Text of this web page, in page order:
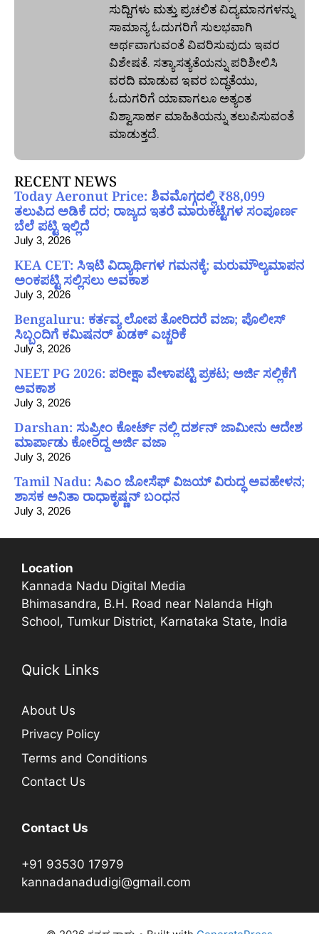
ಸುದ್ದಿಗಳು ಮತ್ತು ಪ್ರಚಲಿತ ವಿದ್ಯಮಾನಗಳನ್ನು
ಸಾಮಾನ್ಯ ಓದುಗರಿಗೆ ಸುಲಭವಾಗಿ
ಅರ್ಥವಾಗುವಂತೆ ವಿವರಿಸುವುದು ಇವರ
ವಿಶೇಷತೆ. ಸತ್ಯಾಸತ್ಯತೆಯನ್ನು ಪರಿಶೀಲಿಸಿ
ವರದಿ ಮಾಡುವ ಇವರ ಬದ್ಧತೆಯು,
ಓದುಗರಿಗೆ ಯಾವಾಗಲೂ ಅತ್ಯಂತ
ವಿಶ್ವಾಸಾರ್ಹ ಮಾಹಿತಿಯನ್ನು ತಲುಪಿಸುವಂತೆ
ಮಾಡುತ್ತದೆ.
RECENT NEWS
Today Aeronut Price: ಶಿವಮೊಗ್ಗದಲ್ಲಿ ₹88,099
ತಲುಪಿದ ಅಡಿಕೆ ದರ; ರಾಜ್ಯದ ಇತರೆ ಮಾರುಕಟ್ಟೆಗಳ ಸಂಪೂರ್ಣ
ಬೆಲೆ ಪಟ್ಟಿ ಇಲ್ಲಿದೆ
July 3, 2026
KEA CET: ಸಿಇಟಿ ವಿದ್ಯಾರ್ಥಿಗಳ ಗಮನಕ್ಕೆ; ಮರುಮೌಲ್ಯಮಾಪನ
ಅಂಕಪಟ್ಟಿ ಸಲ್ಲಿಸಲು ಅವಕಾಶ
July 3, 2026
Bengaluru: ಕರ್ತವ್ಯ ಲೋಪ ತೋರಿದರೆ ವಜಾ; ಪೊಲೀಸ್
ಸಿಬ್ಬಂದಿಗೆ ಕಮಿಷನರ್ ಖಡಕ್ ಎಚ್ಚರಿಕೆ
July 3, 2026
NEET PG 2026: ಪರೀಕ್ಷಾ ವೇಳಾಪಟ್ಟಿ ಪ್ರಕಟ; ಅರ್ಜಿ ಸಲ್ಲಿಕೆಗೆ
ಅವಕಾಶ
July 3, 2026
Darshan: ಸುಪ್ರೀಂ ಕೋರ್ಟ್ ನಲ್ಲಿ ದರ್ಶನ್ ಜಾಮೀನು ಆದೇಶ
ಮಾರ್ಪಾಡು ಕೋರಿದ್ದ ಅರ್ಜಿ ವಜಾ
July 3, 2026
Tamil Nadu: ಸಿಎಂ ಜೋಸೆಫ್ ವಿಜಯ್ ವಿರುದ್ಧ ಅವಹೇಳನ;
ಶಾಸಕ ಅನಿತಾ ರಾಧಾಕೃಷ್ಣನ್ ಬಂಧನ
July 3, 2026
Location
Kannada Nadu Digital Media
Bhimasandra, B.H. Road near Nalanda High
School, Tumkur District, Karnataka State, India
Quick Links
About Us
Privacy Policy
Terms and Conditions
Contact Us
Contact Us
+91 93530 17979
kannadanadudigi@gmail.com